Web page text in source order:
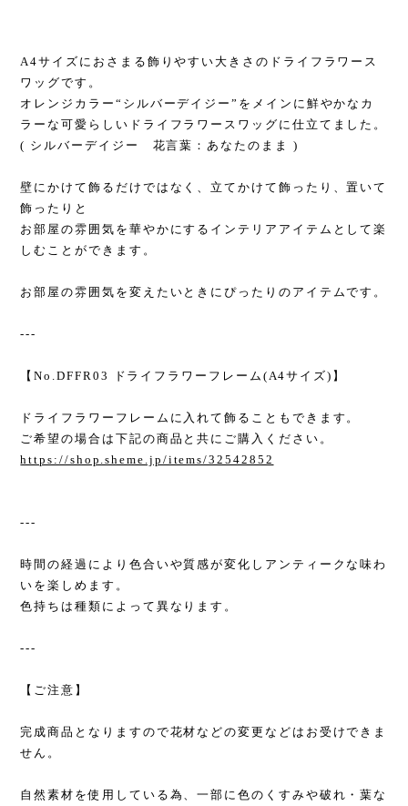
A4サイズにおさまる飾りやすい大きさのドライフラワース
ワッグです。
オレンジカラー“シルバーデイジー”をメインに鮮やかなカ
ラーな可愛らしいドライフラワースワッグに仕立てました。
( シルバーデイジー 花言葉：あなたのまま )
壁にかけて飾るだけではなく、立てかけて飾ったり、置いて
飾ったりと
お部屋の雰囲気を華やかにするインテリアアイテムとして楽
しむことができます。
お部屋の雰囲気を変えたいときにぴったりのアイテムです。
---
【No.DFFR03 ドライフラワーフレーム(A4サイズ)】
ドライフラワーフレームに入れて飾ることもできます。
ご希望の場合は下記の商品と共にご購入ください。
https://shop.sheme.jp/items/32542852
---
時間の経過により色合いや質感が変化しアンティークな味わ
いを楽しめます。
色持ちは種類によって異なります。
---
【ご注意】
完成商品となりますので花材などの変更などはお受けできま
せん。
自然素材を使用している為、一部に色のくすみや破れ・葉な